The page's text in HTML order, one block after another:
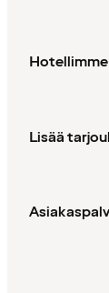
Hotellimme
Lisää